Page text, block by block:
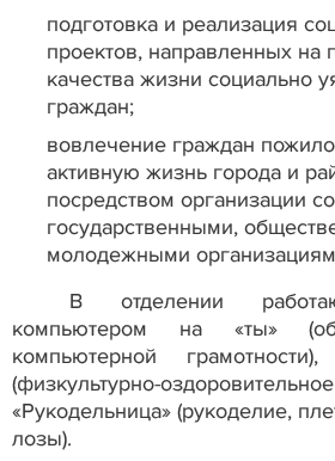
подготовка и реализация
проектов, направленных
качества жизни социально
граждан;
вовлечение граждан
активную жизнь города и
посредством организации
государственными,
молодежными
В отделении
компьютером на «ты»
компьютерной
(физкультурно-
«Рукодельница» (рукоделие,
лозы).